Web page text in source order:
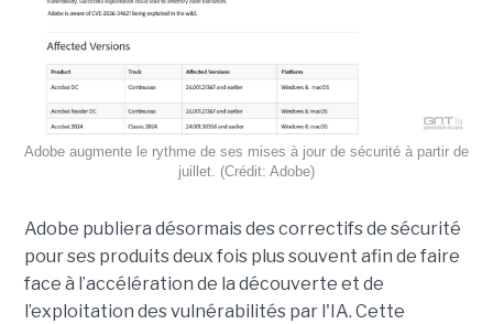
Adobe augmente le rythme de ses mises à jour de sécurité à partir de
juillet. (Crédit: Adobe)
Adobe publiera désormais des correctifs de sécurité
pour ses produits deux fois plus souvent afin de faire
face à l’accélération de la découverte et de
l’exploitation des vulnérabilités par l'IA. Cette